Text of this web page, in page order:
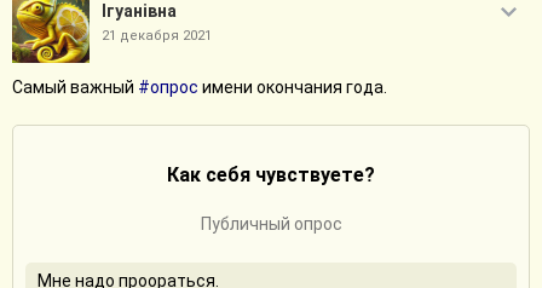
Iгуанiвна
21 декабря 2021
Самый важный #опрос имени окончания года.
Как себя чувствуете?
Публичный опрос
Мне надо проораться.